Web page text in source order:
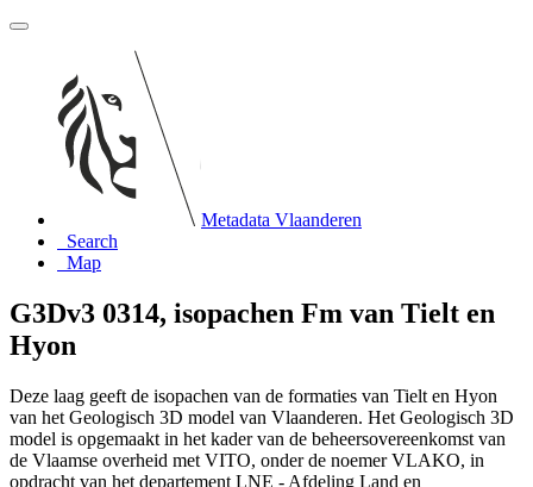
Metadata Vlaanderen
Search
Map
G3Dv3 0314, isopachen Fm van Tielt en
Hyon
Deze laag geeft de isopachen van de formaties van Tielt en Hyon
van het Geologisch 3D model van Vlaanderen. Het Geologisch 3D
model is opgemaakt in het kader van de beheersovereenkomst van
de Vlaamse overheid met VITO, onder de noemer VLAKO, in
opdracht van het departement LNE - Afdeling Land en